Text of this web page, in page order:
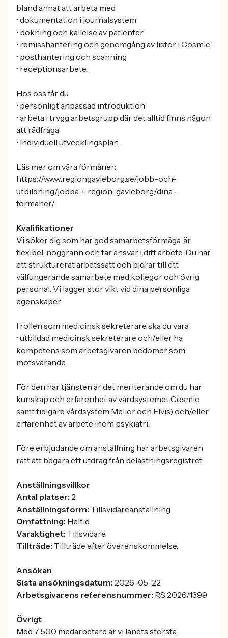
bland annat att arbeta med
• dokumentation i journalsystem
• bokning och kallelse av patienter
• remisshantering och genomgång av listor i Cosmic
• posthantering och scanning
• receptionsarbete.
Hos oss får du
• personligt anpassad introduktion
• arbeta i trygg arbetsgrupp där det alltid finns någon
att rådfråga
• individuell utvecklingsplan.
Läs mer om våra förmåner:
https://www.regiongavleborg.se/jobb-och-
utbildning/jobba-i-region-gavleborg/dina-
formaner/
Kvalifikationer
Vi söker dig som har god samarbetsförmåga, är
flexibel, noggrann och tar ansvar i ditt arbete. Du har
ett strukturerat arbetssätt och bidrar till ett
välfungerande samarbete med kollegor och övrig
personal. Vi lägger stor vikt vid dina personliga
egenskaper.
I rollen som medicinsk sekreterare ska du vara
• utbildad medicinsk sekreterare och/eller ha
kompetens som arbetsgivaren bedömer som
motsvarande.
För den här tjänsten är det meriterande om du har
kunskap och erfarenhet av vårdsystemet Cosmic
samt tidigare vårdsystem Melior och Elvis) och/eller
erfarenhet av arbete inom psykiatri.
Före erbjudande om anställning har arbetsgivaren
rätt att begära ett utdrag från belastningsregistret.
Anställningsvillkor
Antal platser: 2
Anställningsform: Tillsvidareanställning
Omfattning: Heltid
Varaktighet: Tillsvidare
Tillträde: Tillträde efter överenskommelse.
Ansökan
Sista ansökningsdatum: 2026-05-22
Arbetsgivarens referensnummer: RS 2026/1399
Övrigt
Med 7 500 medarbetare är vi länets största